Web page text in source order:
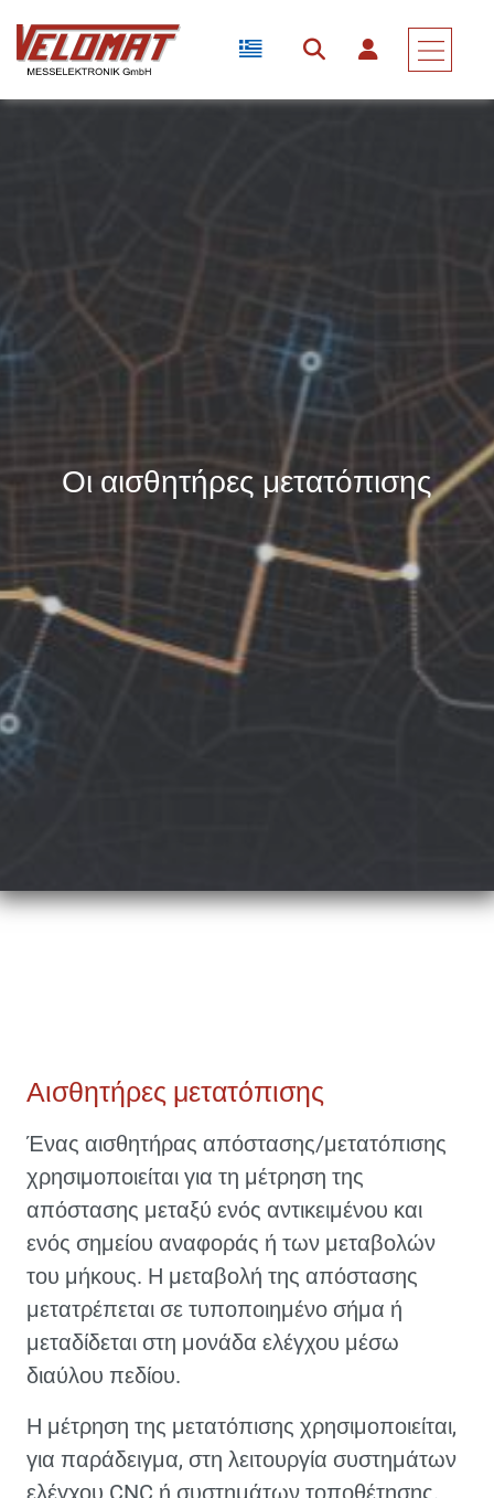
Οι αισθητήρες μετατόπισης
Αισθητήρες μετατόπισης
Ένας αισθητήρας απόστασης/μετατόπισης
χρησιμοποιείται για τη μέτρηση της
απόστασης μεταξύ ενός αντικειμένου και
ενός σημείου αναφοράς ή των μεταβολών
του μήκους. Η μεταβολή της απόστασης
μετατρέπεται σε τυποποιημένο σήμα ή
μεταδίδεται στη μονάδα ελέγχου μέσω
διαύλου πεδίου.
Η μέτρηση της μετατόπισης χρησιμοποιείται,
για παράδειγμα, στη λειτουργία συστημάτων